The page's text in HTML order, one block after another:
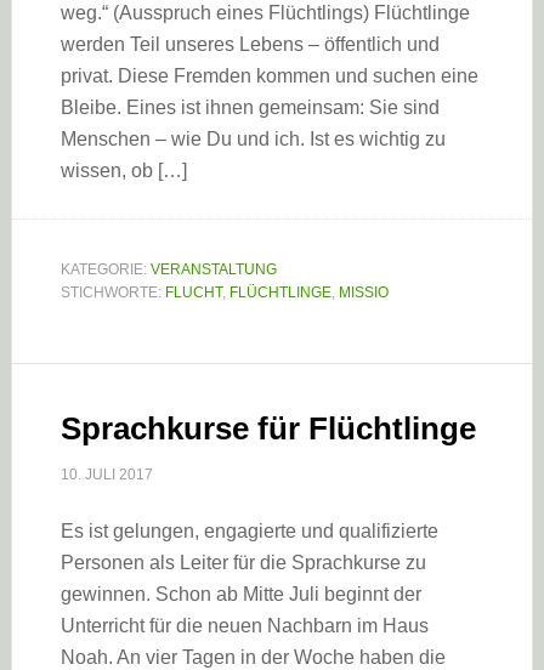
weg.“ (Ausspruch eines Flüchtlings) Flüchtlinge
werden Teil unseres Lebens – öffentlich und
privat. Diese Fremden kommen und suchen eine
Bleibe. Eines ist ihnen gemeinsam: Sie sind
Menschen – wie Du und ich. Ist es wichtig zu
wissen, ob […]
KATEGORIE: VERANSTALTUNG
STICHWORTE: FLUCHT, FLÜCHTLINGE, MISSIO
Sprachkurse für Flüchtlinge
10. JULI 2017
Es ist gelungen, engagierte und qualifizierte
Personen als Leiter für die Sprachkurse zu
gewinnen. Schon ab Mitte Juli beginnt der
Unterricht für die neuen Nachbarn im Haus
Noah. An vier Tagen in der Woche haben die